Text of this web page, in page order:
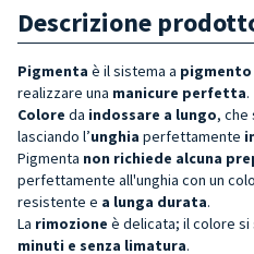
Descrizione
Pigmenta è il sistema a pigmento
realizzare una manicure perfetta.
Colore da indossare a lungo, che
lasciando l’unghia perfettamente
Pigmenta non richiede alcuna
perfettamente all'unghia con un
resistente e a lunga durata.
La rimozione è delicata; il colore si
minuti e senza limatura.